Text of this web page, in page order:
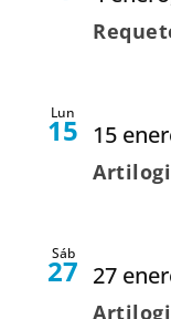
Lun
15 15
Sáb
27 27